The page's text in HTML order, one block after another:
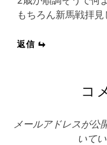
もちろん新馬戦拝見
返信
コ
メールアドレスが公
いて